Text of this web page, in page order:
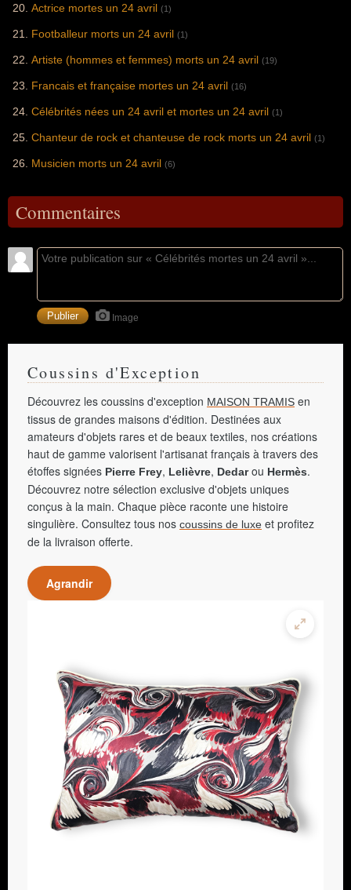
Actrice mortes un 24 avril (1)
Footballeur morts un 24 avril (1)
Artiste (hommes et femmes) morts un 24 avril (19)
Francais et française mortes un 24 avril (16)
Célébrités nées un 24 avril et mortes un 24 avril (1)
Chanteur de rock et chanteuse de rock morts un 24 avril (1)
Musicien morts un 24 avril (6)
Commentaires
Image
Coussins d'Exception
Découvrez les coussins d'exception MAISON TRAMIS en
tissus de grandes maisons d'édition. Destinées aux
amateurs d'objets rares et de beaux textiles, nos créations
haut de gamme valorisent l'artisanat français à travers des
étoffes signées Pierre Frey, Lelièvre, Dedarou Hermès.
Découvrez notre sélection exclusive d'objets uniques
conçus à la main. Chaque pièce raconte une histoire
singulière. Consultez tous nos coussins de luxe et profitez
de la livraison offerte.
Agrandir